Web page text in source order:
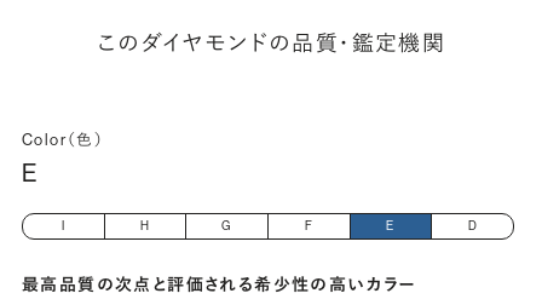
このダイヤモンドの品質・鑑定機関
Color（色）
E
H G F E D
最高品質の次点と評価される希少性の高いカラー